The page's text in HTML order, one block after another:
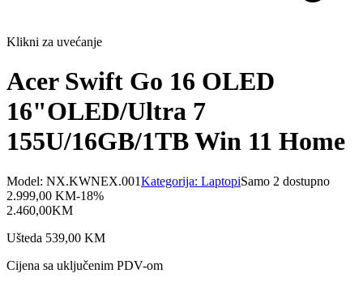
Klikni za uvećanje
Acer Swift Go 16 OLED
16"OLED/Ultra 7
155U/16GB/1TB Win 11 Home
Model: NX.KWNEX.001Kategorija: LaptopiSamo 2 dostupno
2.999,00 KM-18%
2.460,00KM
Ušteda 539,00 KM
Cijena sa uključenim PDV-om